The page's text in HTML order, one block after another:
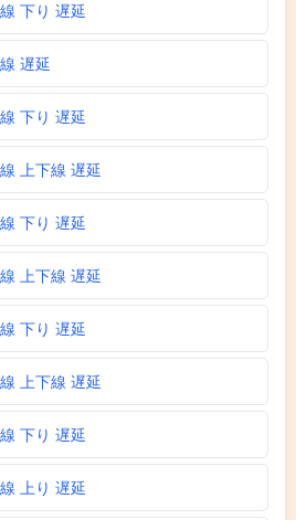
下り 遅延
遅延
下り 遅延
上下線 遅延
下り 遅延
上下線 遅延
下り 遅延
上下線 遅延
下り 遅延
上り 遅延